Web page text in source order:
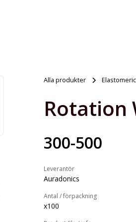
Alla produkter
Rotation
300-500
Leverantör
Auradonics
Antal / förpackning
x100